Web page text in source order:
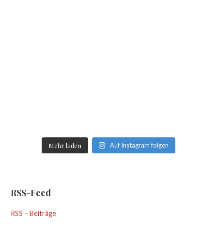
Mehr laden Auf Instagram folgen
RSS-Feed
RSS – Beiträge